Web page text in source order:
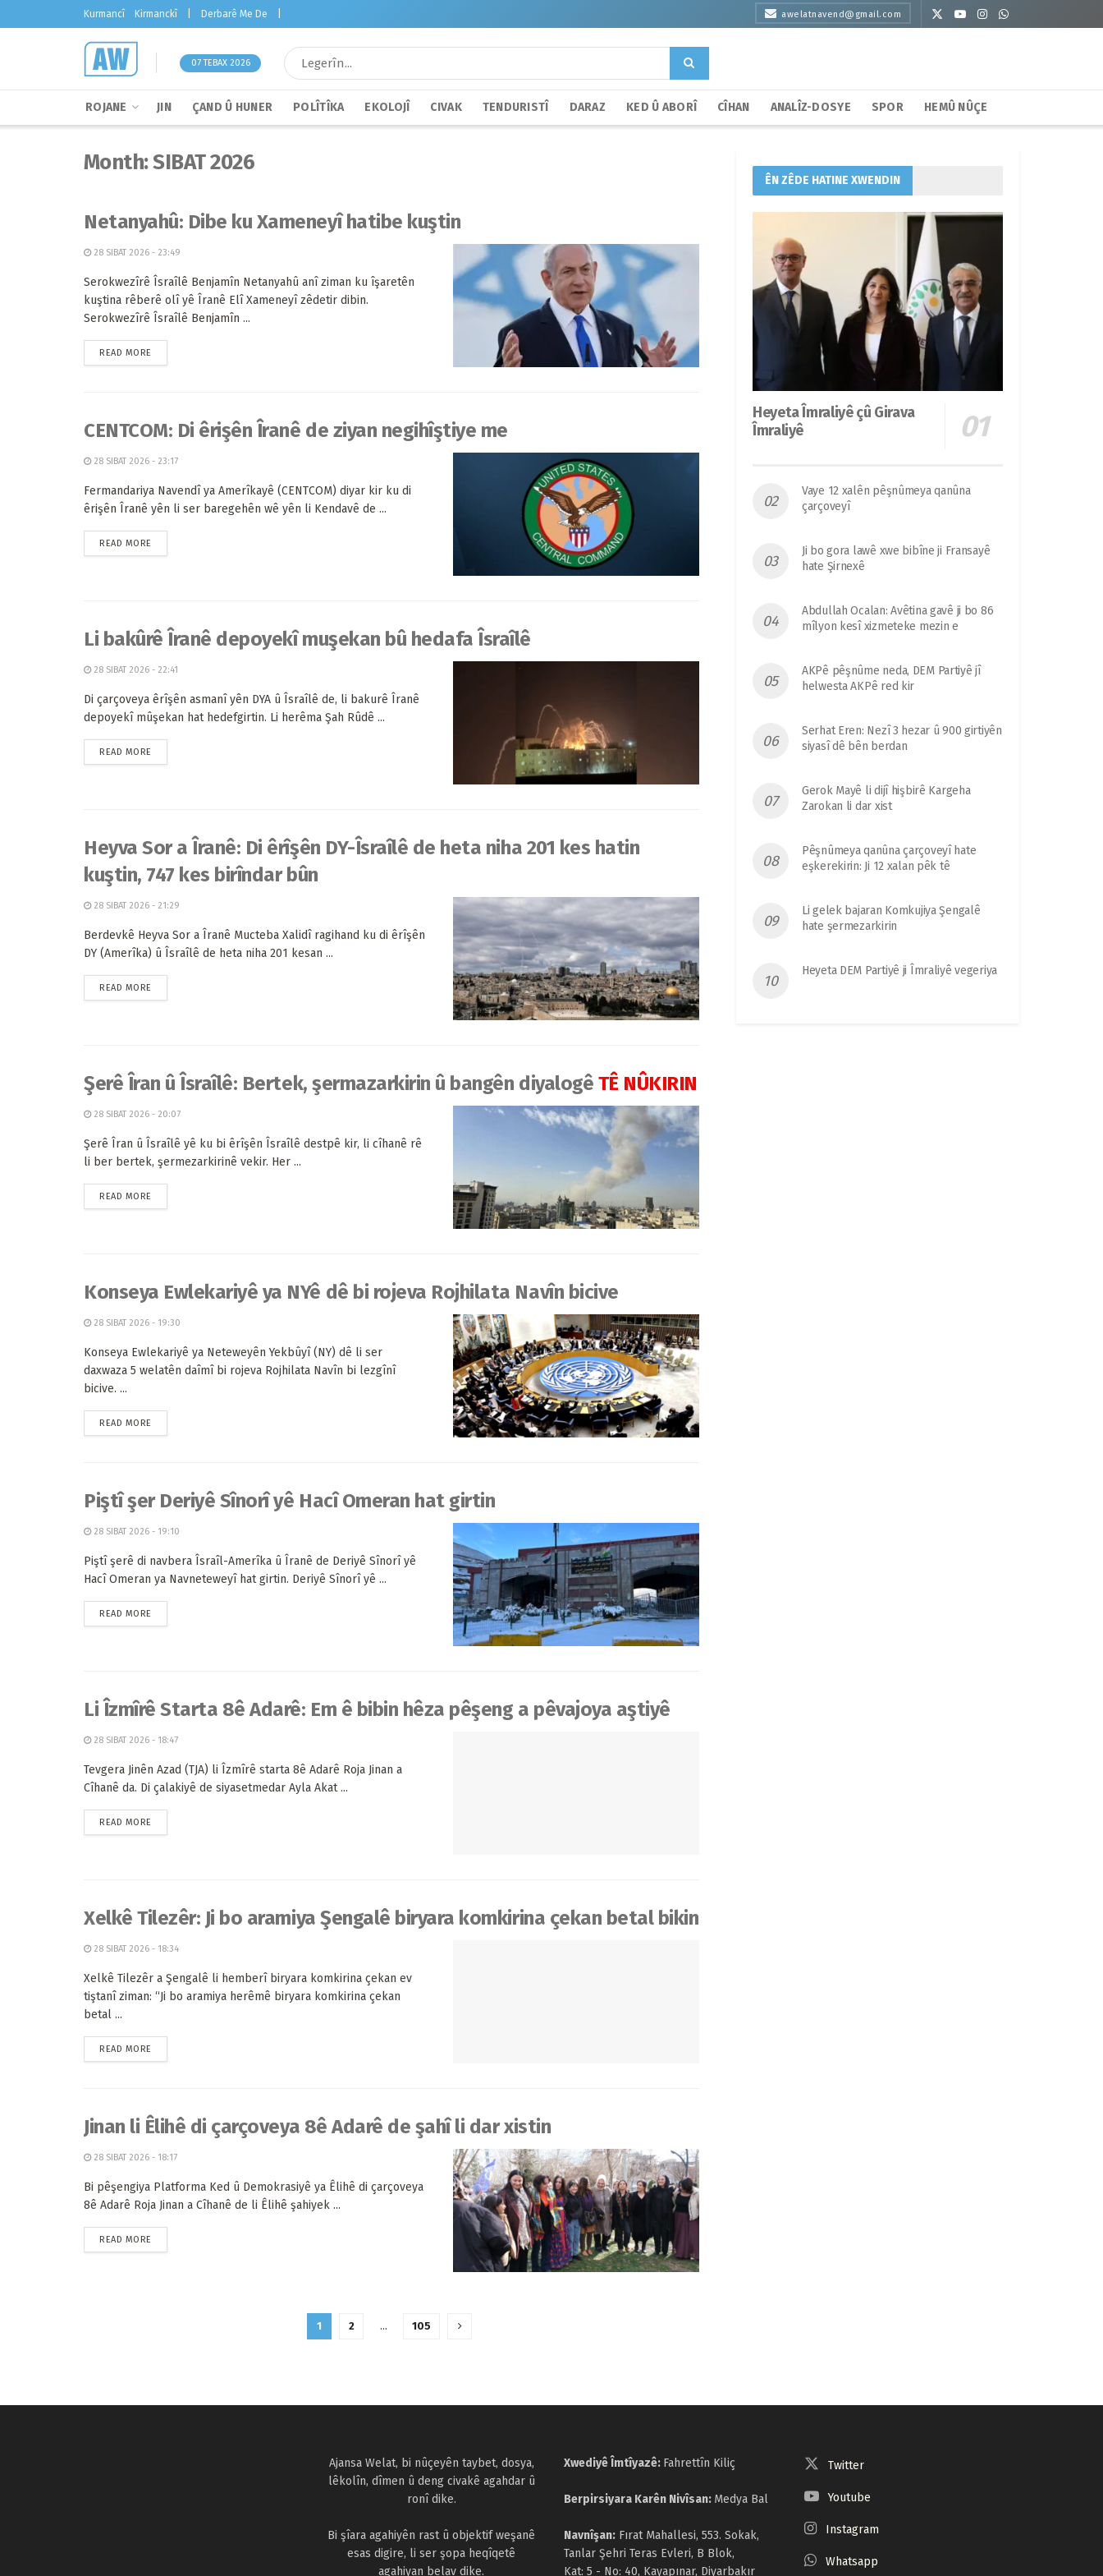
Kurmancî Kirmanckî Derbarê Me De awelatnavend@gmail.com
07 TEBAX 2026
ROJANE JIN ÇAND Û HUNER POLÎTÎKA EKOLOJÎ CIVAK TENDURISTÎ DARAZ KED Û ABORÎ CÎHAN ANALÎZ-DOSYE SPOR HEMÛ NÛÇE
Month:SIBAT 2026
Netanyahû: Dibe ku Xameneyî hatibe kuştin
28 SIBAT 2026 - 23:49
Serokwezîrê Îsraîlê Benjamîn Netanyahû anî ziman ku îşaretên
kuştina rêberê olî yê Îranê Elî Xameneyî zêdetir dibin.
Serokwezîrê Îsraîlê Benjamîn ...
READ MORE
CENTCOM: Di êrişên Îranê de ziyan negihîştiye me
28 SIBAT 2026 - 23:17
Fermandariya Navendî ya Amerîkayê (CENTCOM) diyar kir ku di
êrişên Îranê yên li ser baregehên wê yên li Kendavê de ...
READ MORE
Li bakûrê Îranê depoyekî muşekan bû hedafa Îsraîlê
28 SIBAT 2026 - 22:41
Di çarçoveya êrîşên asmanî yên DYA û Îsraîlê de, li bakurê Îranê
depoyekî mûşekan hat hedefgirtin. Li herêma Şah Rûdê ...
READ MORE
Heyva Sor a Îranê: Di êrîşên DY-Îsraîlê de heta niha 201 kes hatin
kuştin, 747 kes birîndar bûn
28 SIBAT 2026 - 21:29
Berdevkê Heyva Sor a Îranê Mucteba Xalidî ragihand ku di êrîşên
DY (Amerîka) û Îsraîlê de heta niha 201 kesan ...
READ MORE
Şerê Îran û Îsraîlê: Bertek, şermazarkirin û bangên diyalogê TÊ NÛKIRIN
28 SIBAT 2026 - 20:07
Şerê Îran û Îsraîlê yê ku bi êrîşên Îsraîlê destpê kir, li cîhanê rê
li ber bertek, şermezarkirinê vekir. Her ...
READ MORE
Konseya Ewlekariyê ya NYê dê bi rojeva Rojhilata Navîn bicive
28 SIBAT 2026 - 19:30
Konseya Ewlekariyê ya Neteweyên Yekbûyî (NY) dê li ser
daxwaza 5 welatên daîmî bi rojeva Rojhilata Navîn bi lezgînî
bicive. ...
READ MORE
Piştî şer Deriyê Sînorî yê Hacî Omeran hat girtin
28 SIBAT 2026 - 19:10
Piştî şerê di navbera Îsraîl-Amerîka û Îranê de Deriyê Sînorî yê
Hacî Omeran ya Navneteweyî hat girtin. Deriyê Sînorî yê ...
READ MORE
Li Îzmîrê Starta 8ê Adarê: Em ê bibin hêza pêşeng a pêvajoya aştiyê
28 SIBAT 2026 - 18:47
Tevgera Jinên Azad (TJA) li Îzmîrê starta 8ê Adarê Roja Jinan a
Cîhanê da. Di çalakiyê de siyasetmedar Ayla Akat ...
READ MORE
Xelkê Tilezêr: Ji bo aramiya Şengalê biryara komkirina çekan betal bikin
28 SIBAT 2026 - 18:34
Xelkê Tilezêr a Şengalê li hemberî biryara komkirina çekan ev
tiştanî ziman: “Ji bo aramiya herêmê biryara komkirina çekan
betal ...
READ MORE
Jinan li Êlihê di çarçoveya 8ê Adarê de şahî li dar xistin
28 SIBAT 2026 - 18:17
Bi pêşengiya Platforma Ked û Demokrasiyê ya Êlihê di çarçoveya
8ê Adarê Roja Jinan a Cîhanê de li Êlihê şahiyek ...
READ MORE
1 2 … 105
ÊN ZÊDE HATINE XWENDIN
Heyeta Îmraliyê çû Girava
Îmraliyê
Vaye 12 xalên pêşnûmeya qanûna
çarçoveyî
Ji bo gora lawê xwe bibîne ji Fransayê
hate Şirnexê
Abdullah Ocalan: Avêtina gavê ji bo 86
mîlyon kesî xizmeteke mezin e
AKPê pêşnûme neda, DEM Partiyê jî
helwesta AKPê red kir
Serhat Eren: Nezî 3 hezar û 900 girtiyên
siyasî dê bên berdan
Gerok Mayê li dijî hişbirê Kargeha
Zarokan li dar xist
Pêşnûmeya qanûna çarçoveyî hate
eşkerekirin: Ji 12 xalan pêk tê
Li gelek bajaran Komkujiya Şengalê
hate şermezarkirin
Heyeta DEM Partiyê ji Îmraliyê vegeriya
Ajansa Welat, bi nûçeyên taybet, dosya,
lêkolîn, dîmen û deng civakê agahdar û
ronî dike.
Bi şîara agahiyên rast û objektif weşanê
esas digire, li ser şopa heqîqetê
agahiyan belav dike.
Xwediyê Îmtîyazê: Fahrettîn Kiliç
Berpirsiyara Karên Nivîsan: Medya Bal
Navnîşan: Fırat Mahallesi, 553. Sokak,
Tanlar Şehri Teras Evleri, B Blok,
Kat: 5 - No: 40, Kayapınar, Diyarbakır
Twitter
Youtube
Instagram
Whatsapp